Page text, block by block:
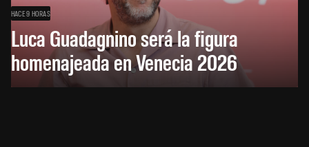
HACE 9 HORAS
Luca Guadagnino será la figura
homenajeada en Venecia 2026